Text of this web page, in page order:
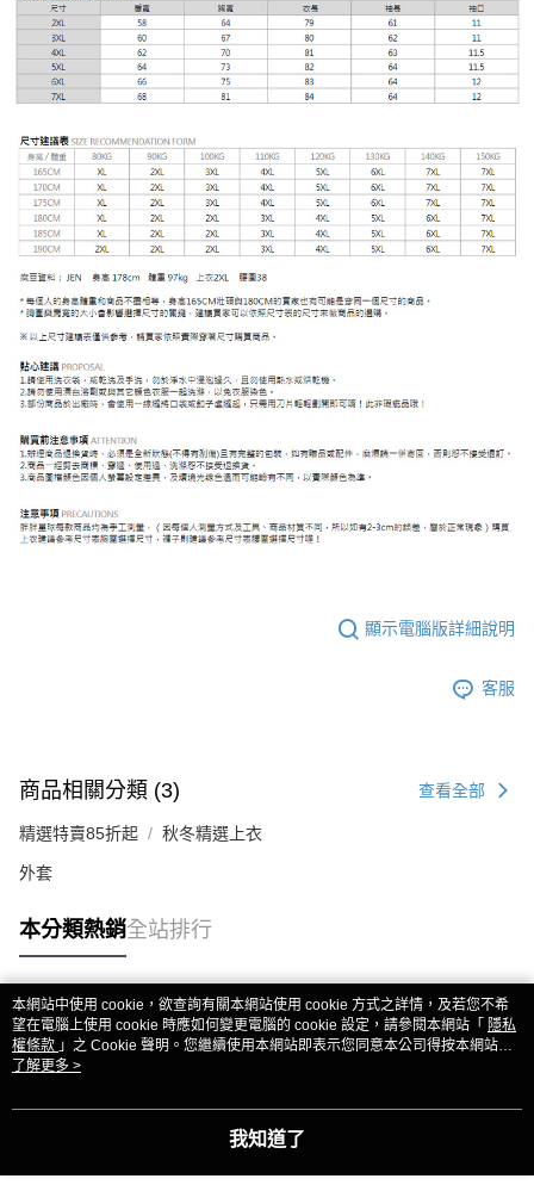
顯示電腦版詳細說明
客服
商品相關分類 (3) 查看全部
精選特賣85折起 秋冬精選上衣
外套
本分類熱銷全站排行
熱門標籤
本網站中使用 cookie，欲查詢有關本網站使用 cookie 方式之詳情，及若您不希
望在電腦上使用 cookie 時應如何變更電腦的 cookie 設定，請參閱本網站「 隱私
權條款 」之 Cookie 聲明。您繼續使用本網站即表示您同意本公司得按本網站使
用條款之 Cookie 聲明使用 cookie。
了解更多 >
我知道了